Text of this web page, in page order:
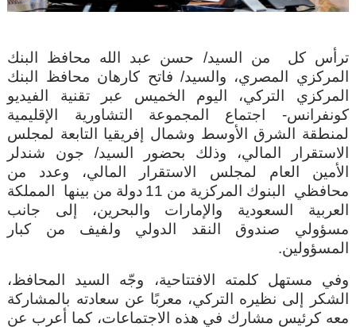
ترأس كل
من السيد/ حسن عبد الله محافظ البنك
المركزي المصري، والسيد/ فاتح كارهان محافظ البنك
المركزي التركي، اليوم الخميس عبر تقنية الفيديو
كونفرانس- اجتماع المجموعة التشاورية الإقليمية
لمنطقة الشرق الأوسط وشمال إفريقيا التابعة لمجلس
الاستقرار المالي، وذلك بحضور السيد/ جون شندلر
الأمين العام لمجلس الاستقرار المالي، وعدد من
محافظي
البنوك المركزية من 1 1 دولة من بينها
المملكة
العربية السعودية والإمارات والبحرين، إلى جانب
مسؤولي صندوق النقد الدولي ولفيف من كبار
المسؤولين.
وفي مستهل كلمته الافتتاحية، وجّه السيد المحافظ،
الشكر إلى نظيره التركي، معربًا عن سعادته بالمشاركة
معه كرئيس مشارك في هذه الاجتماعات، كما أعرب عن